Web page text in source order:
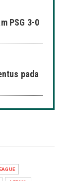
PSG 3-0
pada
dalam